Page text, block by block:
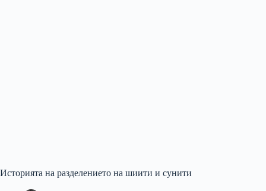
Историята на разделението на шиити и сунити